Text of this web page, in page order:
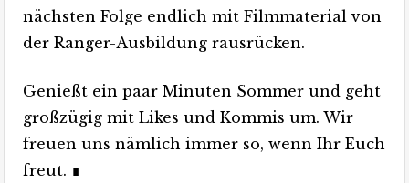
nächsten Folge endlich mit Filmmaterial von
der Ranger-Ausbildung rausrücken.
Genießt ein paar Minuten Sommer und geht
großzügig mit Likes und Kommis um. Wir
freuen uns nämlich immer so, wenn Ihr Euch
freut. ∎